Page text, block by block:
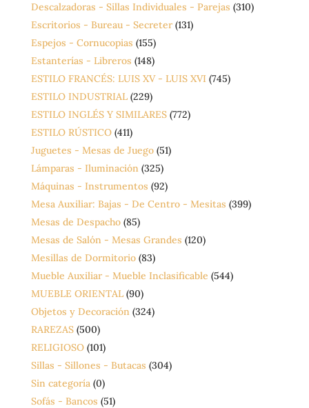
Descalzadoras - Sillas Individuales - Parejas (310)
Escritorios - Bureau - Secreter (131)
Espejos - Cornucopias (155)
Estanterías - Libreros (148)
ESTILO FRANCÉS: LUIS XV - LUIS XVI (745)
ESTILO INDUSTRIAL (229)
ESTILO INGLÉS Y SIMILARES (772)
ESTILO RÚSTICO (411)
Juguetes - Mesas de Juego (51)
Lámparas - Iluminación (325)
Máquinas - Instrumentos (92)
Mesa Auxiliar: Bajas - De Centro - Mesitas (399)
Mesas de Despacho (85)
Mesas de Salón - Mesas Grandes (120)
Mesillas de Dormitorio (83)
Mueble Auxiliar - Mueble Inclasificable (544)
MUEBLE ORIENTAL (90)
Objetos y Decoración (324)
RAREZAS (500)
RELIGIOSO (101)
Sillas - Sillones - Butacas (304)
Sin categoría (0)
Sofás - Bancos (51)